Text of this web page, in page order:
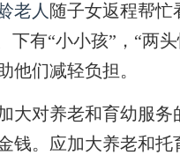
老人 随子女返程帮
下有“小小孩”，“两
他们减轻负担。
对养老和育幼服务
钱。应加大养老和